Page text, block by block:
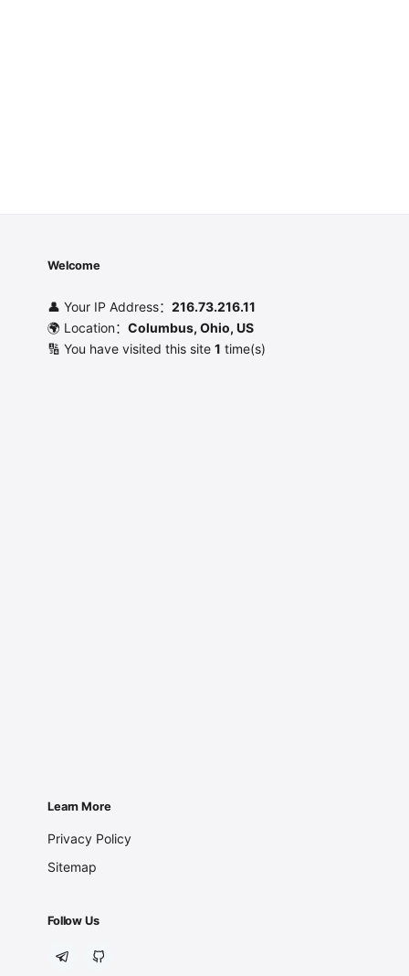
Welcome
👤 Your IP Address： 216.73.216.11
🌍 Location： Columbus, Ohio, US
🔢 You have visited this site 1 time(s)
Learn More
Privacy Policy
Sitemap
Follow Us